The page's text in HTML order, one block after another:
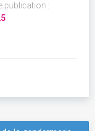
publication :